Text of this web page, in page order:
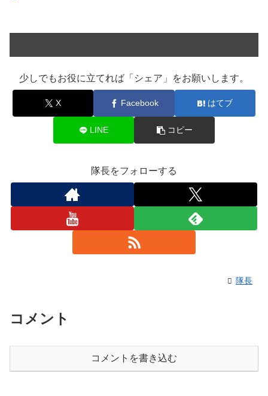
少しでもお役に立てれば「シェア」をお願いします。
X Facebook はてブ
LINE コピー
隊長をフォローする
隊長
コメント
コメントを書き込む